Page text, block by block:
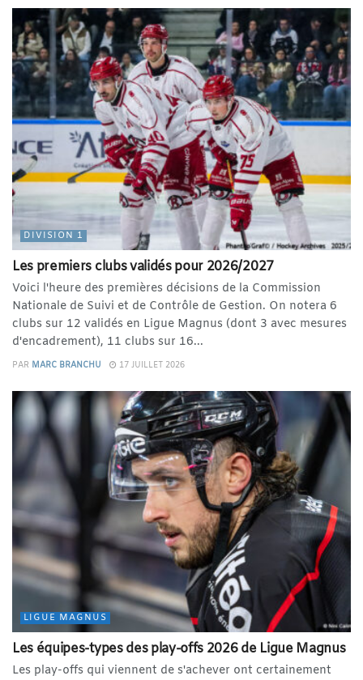
DIVISION 1
Les premiers clubs validés pour 2026/2027
Voici l'heure des premières décisions de la Commission
Nationale de Suivi et de Contrôle de Gestion. On notera 6
clubs sur 12 validés en Ligue Magnus (dont 3 avec mesures
d'encadrement), 11 clubs sur 16...
PAR MARC BRANCHU 17 JUILLET 2026
LIGUE MAGNUS
Les équipes-types des play-offs 2026 de Ligue Magnus
Les play-offs qui viennent de s'achever ont certainement